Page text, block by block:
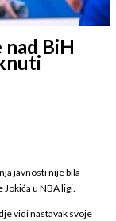
BiH
javnosti nije bila
u NBA ligi.
vidi nastavak svoje